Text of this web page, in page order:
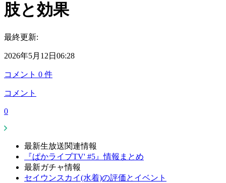
肢と効果
最終更新:
2026年5月12日06:28
コメント 0 件
コメント
0
最新生放送関連情報
『ぱかライブTV' #5』情報まとめ
最新ガチャ情報
セイウンスカイ(水着)の評価とイベント